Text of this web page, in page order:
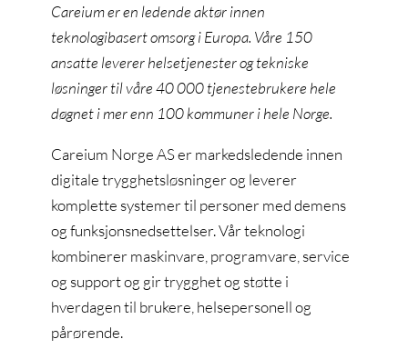
Careium er en ledende aktør innen
teknologibasert omsorg i Europa. Våre 150
ansatte leverer helsetjenester og tekniske
løsninger til våre 40 000 tjenestebrukere hele
døgnet i mer enn 100 kommuner i hele Norge.
Careium Norge AS er markedsledende innen
digitale trygghetsløsninger og leverer
komplette systemer til personer med demens
og funksjonsnedsettelser. Vår teknologi
kombinerer maskinvare, programvare, service
og support og gir trygghet og støtte i
hverdagen til brukere, helsepersonell og
pårørende.